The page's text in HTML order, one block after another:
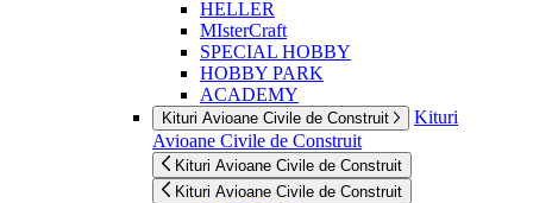
HELLER
MIsterCraft
SPECIAL HOBBY
HOBBY PARK
ACADEMY
Kituri Avioane Civile de Construit
Kituri
Avioane Civile de Construit
Kituri Avioane Civile de Construit
Kituri Avioane Civile de Construit